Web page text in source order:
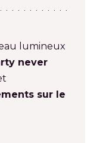
lumineux
never
sur le